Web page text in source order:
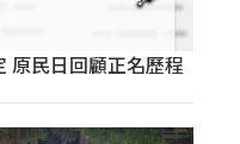
原民日回顧正名歷程